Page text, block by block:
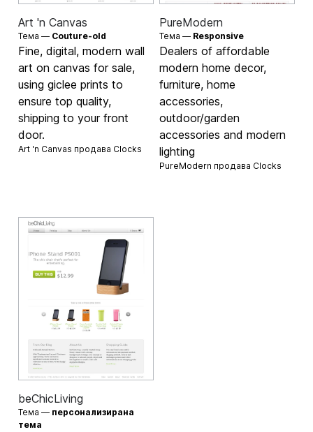
Art 'n Canvas
Тема — Couture-old
Fine, digital, modern wall
art on canvas for sale,
using giclee prints to
ensure top quality,
shipping to your front
door.
Art 'n Canvas продава Clocks
PureModern
Тема — Responsive
Dealers of affordable
modern home decor,
furniture, home
accessories,
outdoor/garden
accessories and modern
lighting
PureModern продава Clocks
beChicLiving
Тема — персонализирана
тема